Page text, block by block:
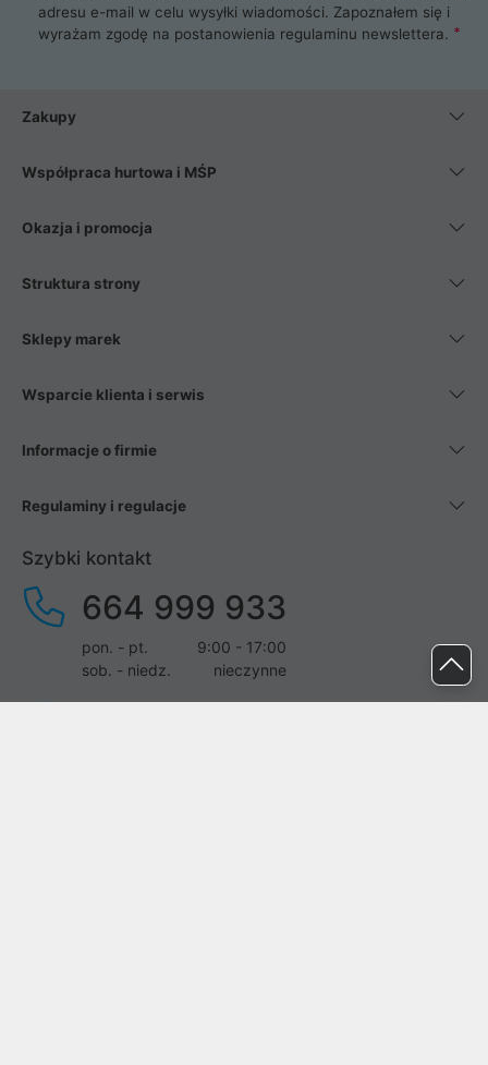
adresu e-mail w celu wysyłki wiadomości. Zapoznałem się i
wyrażam zgodę na postanowienia regulaminu newslettera.
Zakupy
Współpraca hurtowa i MŚP
Okazja i promocja
Struktura strony
Sklepy marek
Wsparcie klienta i serwis
Informacje o firmie
Regulaminy i regulacje
Szybki kontakt
664 999 933
pon. - pt.
9:00 - 17:00
sob. - niedz.
nieczynne